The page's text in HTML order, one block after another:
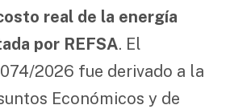
real de la energía
por REFSA. El
2026 fue derivado a la
Económicos y de